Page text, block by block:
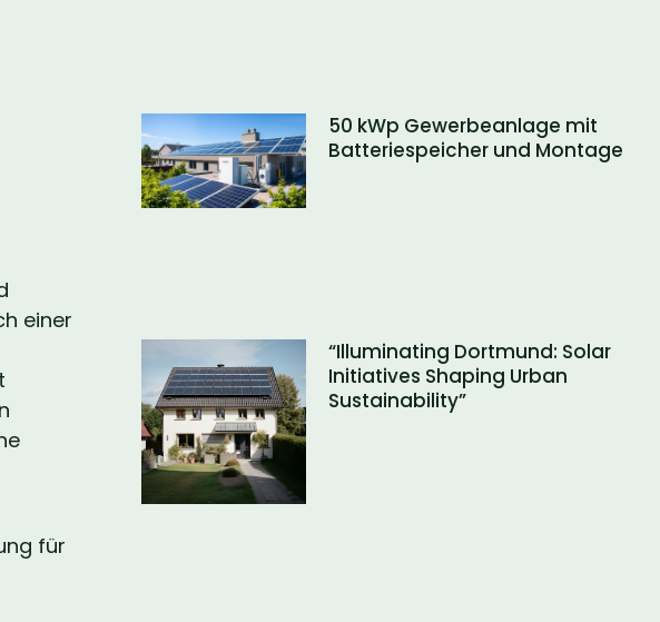
einer
für
50 kWp Gewerbeanlage mit
Batteriespeicher und Montage
“Illuminating Dortmund: Solar
Initiatives Shaping Urban
Sustainability”